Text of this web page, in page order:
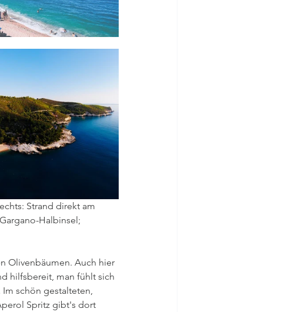
Strand direkt am
Halbinsel;
Olivenbäumen. Auch hier
hilfsbereit, man fühlt sich
schön gestalteten,
Spritz gibt's dort